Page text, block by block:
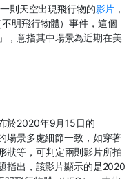
則天空出現飛行物的影片 ，
明飛行物體）事件，這個
，意指其中場景為近期在美
於2020年9月15日的
場景多處細節一致，如穿著
狀等，可判定兩則影片所拍
指出，該影片顯示的是2020